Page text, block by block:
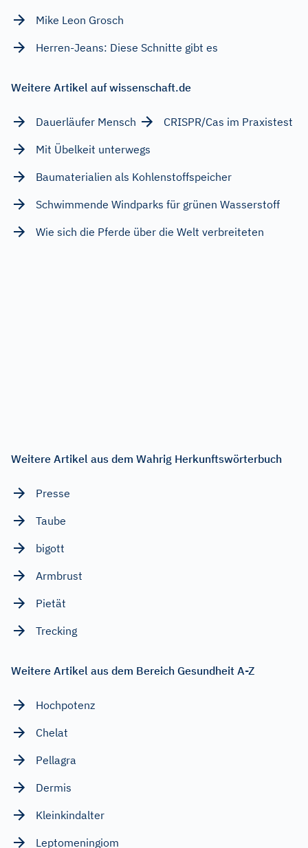
Mike Leon Grosch
Herren-Jeans: Diese Schnitte gibt es
Weitere Artikel auf wissenschaft.de
Dauerläufer Mensch
CRISPR/Cas im Praxistest
Mit Übelkeit unterwegs
Baumaterialien als Kohlenstoffspeicher
Schwimmende Windparks für grünen Wasserstoff
Wie sich die Pferde über die Welt verbreiteten
Weitere Artikel aus dem Wahrig Herkunftswörterbuch
Presse
Taube
bigott
Armbrust
Pietät
Trecking
Weitere Artikel aus dem Bereich Gesundheit A-Z
Hochpotenz
Chelat
Pellagra
Dermis
Kleinkindalter
Leptomeningiom